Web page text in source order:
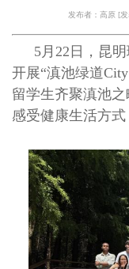
发布者：高原 [
5月22日，昆
开展“滇池绿道
留学生齐聚滇池
感受健康生活方式